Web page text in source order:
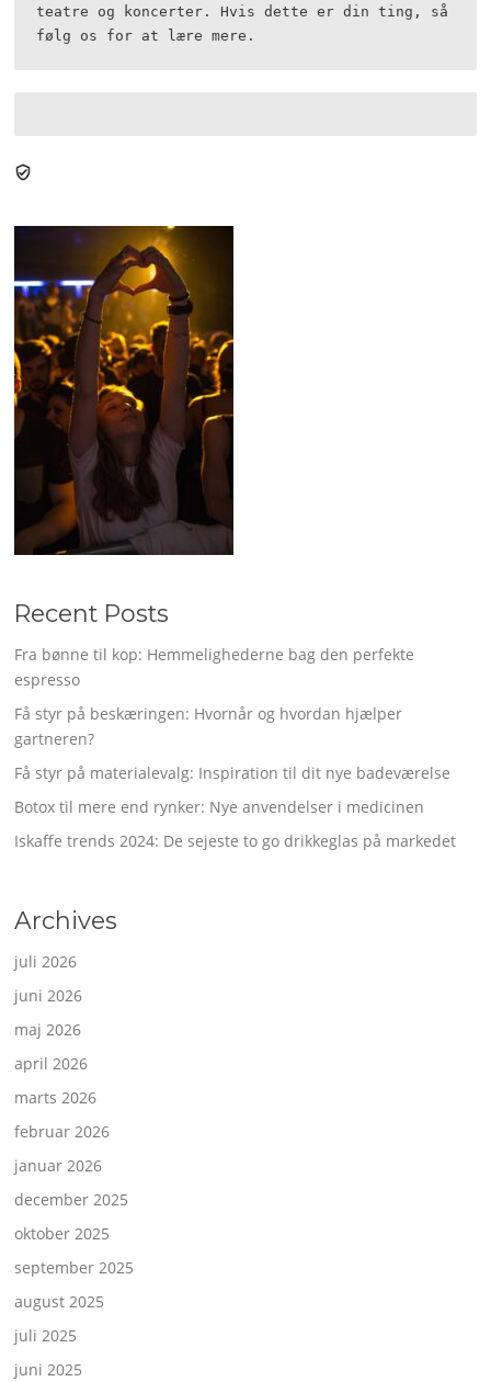
teatre og koncerter. Hvis dette er din ting, så
følg os for at lære mere.
Recent Posts
Fra bønne til kop: Hemmelighederne bag den perfekte
espresso
Få styr på beskæringen: Hvornår og hvordan hjælper
gartneren?
Få styr på materialevalg: Inspiration til dit nye badeværelse
Botox til mere end rynker: Nye anvendelser i medicinen
Iskaffe trends 2024: De sejeste to go drikkeglas på markedet
Archives
juli 2026
juni 2026
maj 2026
april 2026
marts 2026
februar 2026
januar 2026
december 2025
oktober 2025
september 2025
august 2025
juli 2025
juni 2025